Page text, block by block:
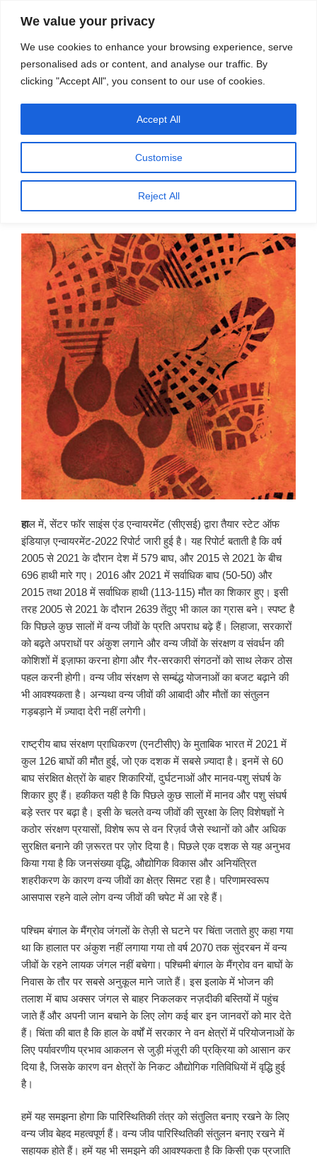
We value your privacy
We use cookies to enhance your browsing experience, serve
personalised ads or content, and analyse our traffic. By
clicking "Accept All", you consent to our use of cookies.
Customise
Reject All
Accept All
स्रोत
मेनू
अप्रैल 27, 2022पर
प्रकाशित
गया
वन्य-जीवों के प्रति बढ़ते अपराधों पर अंकुश ज़रूरी –
अली खान
हाल में, सेंटर फॉर साइंस एंड एन्वायरमेंट (सीएसई) द्वारा तैयार स्टेट ऑफ
इंडियाज़ एन्वायरमेंट-2022 रिपोर्ट जारी हुई है। यह रिपोर्ट बताती है कि वर्ष
2005 से 2021 के दौरान देश में 579 बाघ, और 2015 से 2021 के बीच
696 हाथी मारे गए। 2016 और 2021 में सर्वाधिक बाघ (50-50) और
2015 तथा 2018 में सर्वाधिक हाथी (113-115) मौत का शिकार हुए। इसी
तरह 2005 से 2021 के दौरान 2639 तेंदुए भी काल का ग्रास बने। स्पष्ट है
कि पिछले कुछ सालों में वन्य जीवों के प्रति अपराध बढ़े हैं। लिहाजा, सरकारों
को बढ़ते अपराधों पर अंकुश लगाने और वन्य जीवों के संरक्षण व संवर्धन की
कोशिशों में इज़ाफा करना होगा‌ और गैर-सरकारी संगठनों को साथ लेकर ठोस
पहल करनी होगी। वन्य जीव संरक्षण से सम्बंद्ध योजनाओं का बजट बढ़ाने की
भी आवश्यकता है। अन्यथा वन्य जीवों की आबादी और मौतों का संतुलन
गड़बड़ाने में ज़्यादा देरी नहीं लगेगी।
राष्ट्रीय बाघ संरक्षण प्राधिकरण (एनटीसीए) के मुताबिक भारत में 2021 में
कुल 126 बाघों की मौत हुई, जो एक दशक में सबसे ज़्यादा है। इनमें से 60
बाघ संरक्षित क्षेत्रों के बाहर शिकारियों, दुर्घटनाओं और मानव-पशु संघर्ष के
शिकार हुए हैं। हकीकत यही है कि पिछले कुछ सालों में मानव और पशु संघर्ष
बड़े स्तर पर बढ़ा है। इसी के चलते वन्य जीवों की सुरक्षा के लिए विशेषज्ञों ने
कठोर संरक्षण प्रयासों, विशेष रूप से वन रिज़र्व जैसे स्थानों को और अधिक
सुरक्षित बनाने की ज़रूरत पर ज़ोर दिया है। पिछले एक दशक से यह अनुभव
किया गया है कि जनसंख्या वृद्धि, औद्योगिक विकास और अनियंत्रित
शहरीकरण के कारण वन्य जीवों का क्षेत्र सिमट रहा है। परिणामस्वरूप
आसपास रहने वाले लोग वन्य जीवों की चपेट में आ रहे हैं।
पश्चिम बंगाल के मैंग्रोव जंगलों के तेज़ी से घटने पर चिंता जताते हुए कहा गया
था कि हालात पर अंकुश नहीं लगाया गया तो वर्ष 2070 तक सुंदरबन में वन्य
जीवों के रहने लायक जंगल नहीं बचेगा। पश्चिमी बंगाल के मैंग्रोव वन बाघों के
निवास के तौर पर सबसे अनुकूल माने जाते हैं। इस इलाके में भोजन की
तलाश में बाघ अक्सर जंगल से बाहर निकलकर नज़दीकी बस्तियों में पहुंच
जाते हैं और अपनी जान बचाने के लिए लोग कई बार इन जानवरों को मार देते
हैं। चिंता की बात है कि हाल के वर्षों में सरकार ने वन क्षेत्रों में परियोजनाओं के
लिए पर्यावरणीय प्रभाव आकलन से जुड़ी मंज़ूरी की प्रक्रिया को आसान कर
दिया है, जिसके कारण वन क्षेत्रों के निकट औद्योगिक गतिविधियों में वृद्धि हुई
है।
हमें यह समझना होगा कि पारिस्थितिकी तंत्र को संतुलित बनाए रखने के लिए
वन्य जीव बेहद महत्वपूर्ण हैं। वन्य जीव पारिस्थितिकी संतुलन बनाए रखने में
सहायक होते हैं। हमें यह भी समझने की आवश्यकता है कि किसी एक प्रजाति